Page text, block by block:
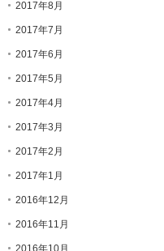
2017年8月
2017年7月
2017年6月
2017年5月
2017年4月
2017年3月
2017年2月
2017年1月
2016年12月
2016年11月
2016年10月